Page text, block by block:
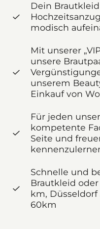
Dein
modisch
Mit unserer
unsere
unserem
Einkauf von
Für jeden
kompetente
Seite und
Schnelle und
Brautkleid
km,
60km